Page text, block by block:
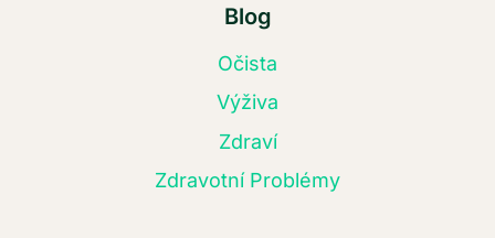
Blog
Očista
Výživa
Zdraví
Zdravotní Problémy